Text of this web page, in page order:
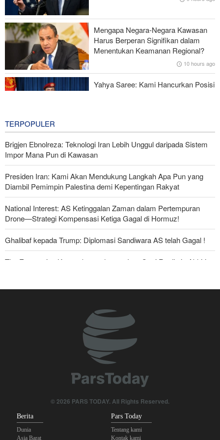
Serangan Iran Sebabkan Lebih dari 700 Tentara AS Geger Otak
Gagal dalam Perang dengan Iran, Dua Pejabat Senior Mossad
Dipecat
Mengapa Negara-Negara Kawasan
Harus Berperan Signifikan dalam
Menentukan Keamanan Regional?
10 hours ago
Yahya Saree: Kami Hancurkan Posisi
TERPOPULER
Brigjen Ebnolreza: Teknologi Iran Lebih Unggul daripada Sistem
Impor Mana Pun di Kawasan
Presiden Iran: Kami Akan Mendukung Langkah Apa Pun yang
Diambil Pemimpin Palestina demi Kepentingan Rakyat
National Interest: AS Ketinggalan Zaman dalam Pertempuran
Drone—Strategi Kompensasi Ketiga Gagal di Hormuz!
Ghalibaf kepada Trump: Diplomasi Sandiwara AS telah Gagal !
The Economist: Kesepakatan dengan Iran Opsi Realistis Akhiri
Krisis Militer Israel; Kelelahan Fisik dan Keruntuhan Psikologis
Yahya Saree: Kami Hancurkan Posisi Pasukan Bayaran Saudi
dengan Rudal Balistik dan Drone
Brigjen Akrami Nia: Artesh dalam Kondisi Siaga Penuh
Anggota Kongres AS Khawatirkan Dampak Menipisnya Rudal
© 2026 PARS TODAY. All Rights Reserved.
Berita
Dunia
Asia Barat
Pars Today
Tentang kami
Kontak kami